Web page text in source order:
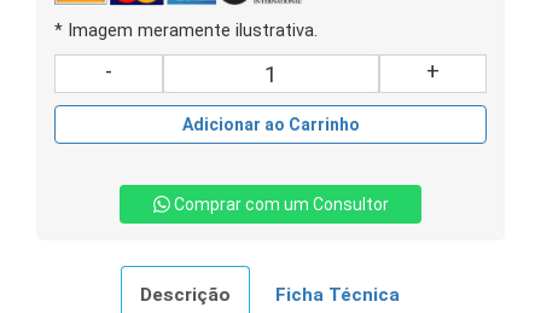
* Imagem meramente ilustrativa.
- +
Adicionar ao Carrinho
Comprar com um Consultor
Descrição Ficha Técnica